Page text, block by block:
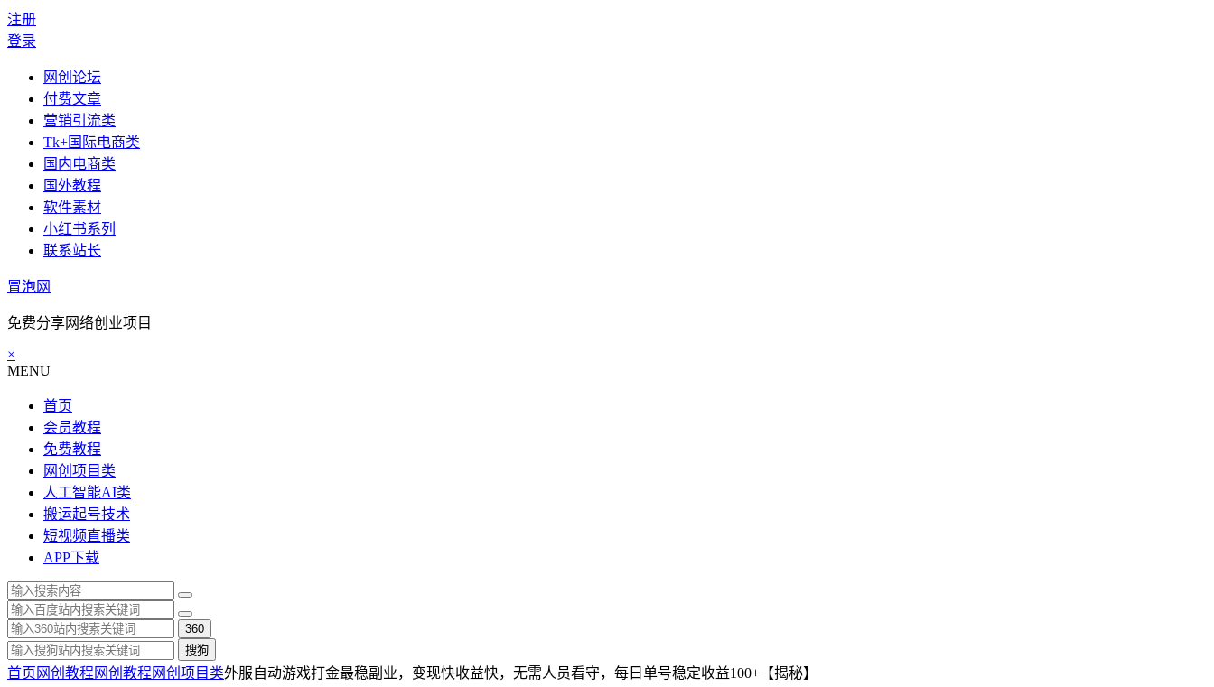
注册
登录
网创论坛
付费文章
营销引流类
Tk+国际电商类
国内电商类
国外教程
软件素材
小红书系列
联系站长
冒泡网
免费分享网络创业项目
×
MENU
首页
会员教程
免费教程
网创项目类
人工智能AI类
搬运起号技术
短视频直播类
APP下载
360
搜狗
首页 网创教程 网创教程 网创项目类外服自动游戏打金最稳副业，变现快收益快，无需人员看守，每日单号稳定收益100+【揭秘】